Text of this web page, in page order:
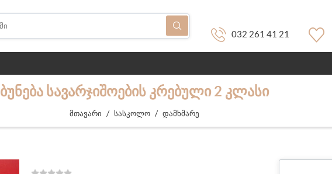
032 261 41 21
ᲑᲣᲜᲔᲑᲐ ᲡᲐᲕᲐᲠᲯᲘᲨᲝᲔᲑᲘᲡ ᲙᲠᲔᲑᲣᲚᲘ 2 ᲙᲚᲐᲡᲘ
მთავარი / სასკოლო / დამხმარე